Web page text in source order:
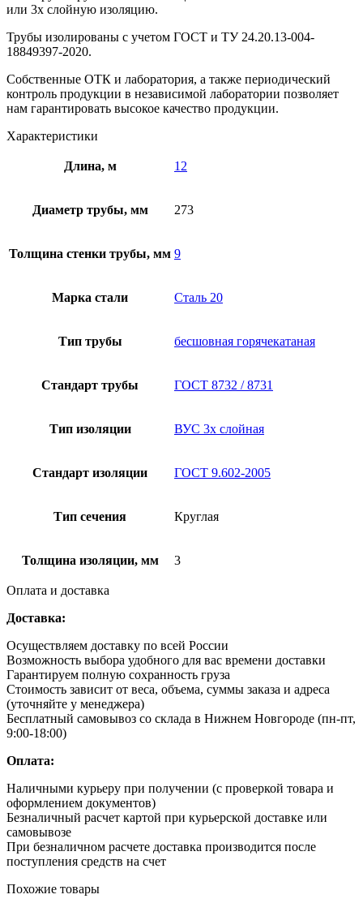
или 3х слойную изоляцию.
Трубы изолированы с учетом ГOCT и TУ 24.20.13-004-
18849397-2020.
Собственные ОТК и лаборатория, а также периодический
контроль продукции в независимой лаборатории позволяет
нам гарантировать высокое качество продукции.
Характеристики
Длина, м 12
Диаметр трубы, мм 273
Толщина стенки трубы, мм 9
Марка стали Сталь 20
Тип трубы бесшовная горячекатаная
Стандарт трубы ГОСТ 8732 / 8731
Тип изоляции ВУС 3х слойная
Стандарт изоляции ГОСТ 9.602-2005
Тип сечения Круглая
Толщина изоляции, мм 3
Оплата и доставка
Доставка:
Осуществляем доставку по всей России
Возможность выбора удобного для вас времени доставки
Гарантируем полную сохранность груза
Стоимость зависит от веса, объема, суммы заказа и адреса
(уточняйте у менеджера)
Бесплатный самовывоз со склада в Нижнем Новгороде (пн-пт,
9:00-18:00)
Оплата:
Наличными курьеру при получении (с проверкой товара и
оформлением документов)
Безналичный расчет картой при курьерской доставке или
самовывозе
При безналичном расчете доставка производится после
поступления средств на счет
Похожие товары